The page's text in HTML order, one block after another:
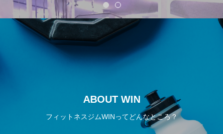
ABOUT WIN
フィットネスジムWINってどんなところ？